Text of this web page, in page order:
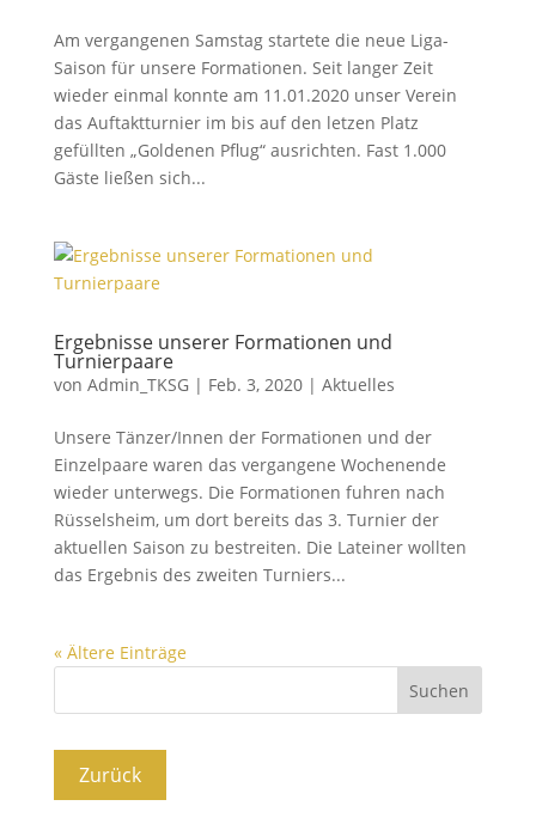
Am vergangenen Samstag startete die neue Liga-
Saison für unsere Formationen. Seit langer Zeit
wieder einmal konnte am 11.01.2020 unser Verein
das Auftaktturnier im bis auf den letzen Platz
gefüllten „Goldenen Pflug“ ausrichten. Fast 1.000
Gäste ließen sich...
Ergebnisse unserer Formationen und
Turnierpaare
von Admin_TKSG| Feb. 3, 2020| Aktuelles
Unsere Tänzer/Innen der Formationen und der
Einzelpaare waren das vergangene Wochenende
wieder unterwegs. Die Formationen fuhren nach
Rüsselsheim, um dort bereits das 3. Turnier der
aktuellen Saison zu bestreiten. Die Lateiner wollten
das Ergebnis des zweiten Turniers...
« Ältere Einträge